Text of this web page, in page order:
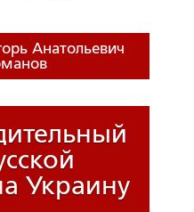
Анатольевич
Украину